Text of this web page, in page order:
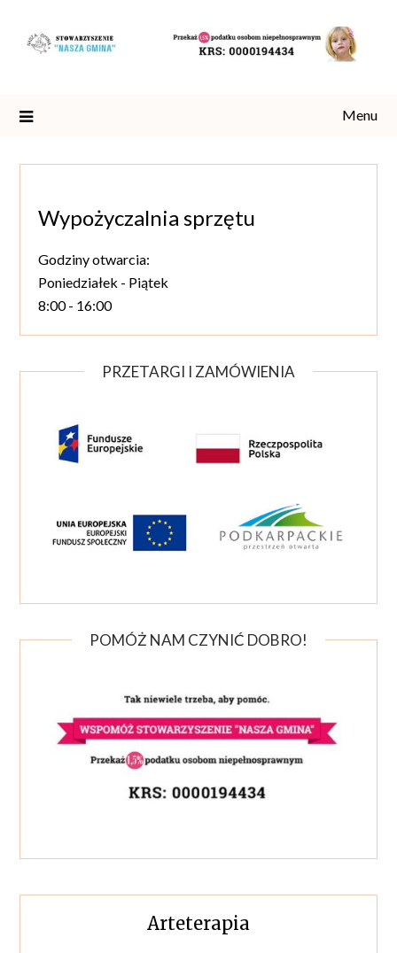
content
Menu
Wypożyczalnia sprzętu
Godziny otwarcia:
Poniedziałek - Piątek
8:00 - 16:00
PRZETARGI I ZAMÓWIENIA
POMÓŻ NAM CZYNIĆ DOBRO!
Arteterapia